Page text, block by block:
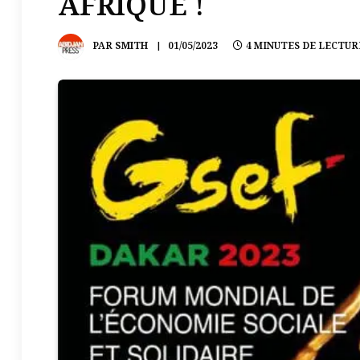
PAR SMITH 01/05/2023 4 MINUTES DE